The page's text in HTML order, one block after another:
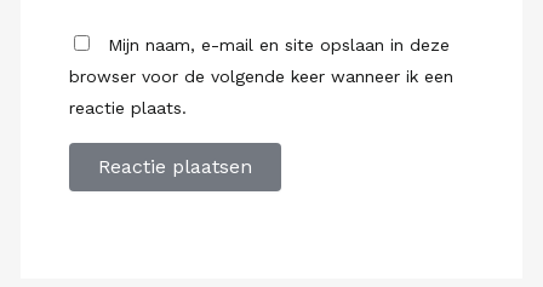
Mijn naam, e-mail en site opslaan in deze
browser voor de volgende keer wanneer ik een
reactie plaats.